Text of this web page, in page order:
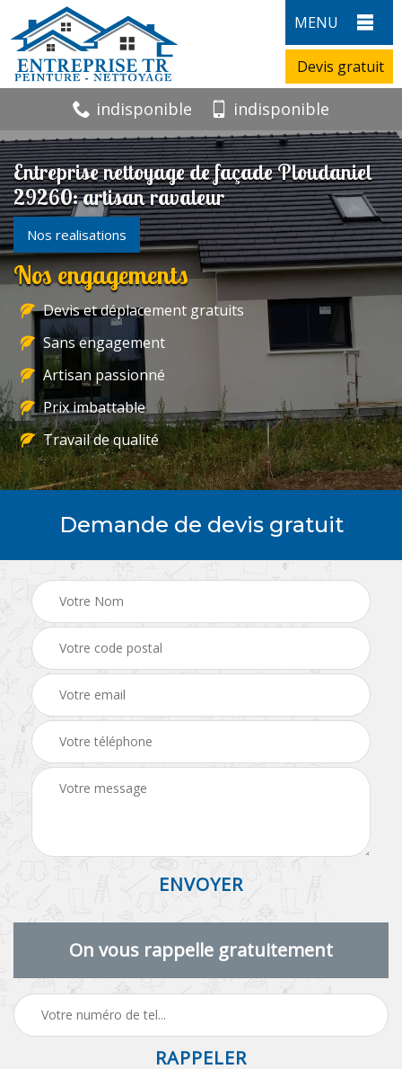
MENU
Devis gratuit
indisponible indisponible
Entreprise nettoyage de façade Ploudaniel
29260: artisan ravaleur
Nos realisations
Nos engagements
Devis et déplacement gratuits
Sans engagement
Artisan passionné
Prix imbattable
Travail de qualité
Demande de devis gratuit
On vous rappelle gratuitement